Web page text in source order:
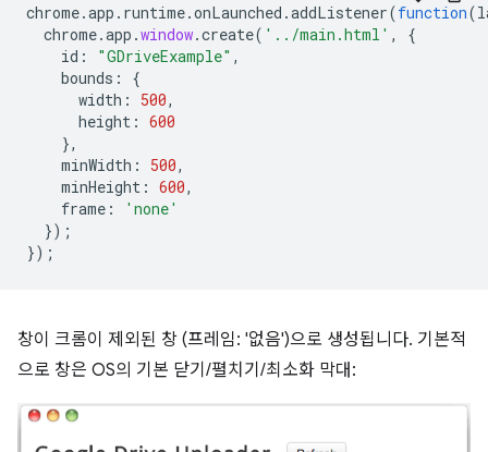
chrome.app . runtime.onLaunched .addListener(function(
chrome.app .window.create( '../main.html' ,
{
id : "GDriveExample" ,
bounds :
{
width : 500,
height : 600
},
minWidth : 500,
minHeight : 600,
frame :
'none'
});
});
창이 크롬이 제외된 창 (프레임: '없음')으로 생성됩니다. 기본적
으로 창은 OS의 기본 닫기/펼치기/최소화 막대: